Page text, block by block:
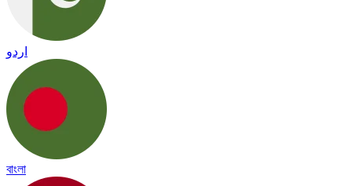
اردو
বাংলা